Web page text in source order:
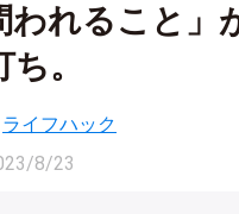
われること
。
ライフハック
8/23